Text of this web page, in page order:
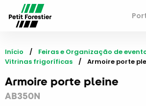
Início
Feiras e Organização de
Vitrinas frigoríficas
Current:
Armoire porte
Armoire porte pleine
AB350N